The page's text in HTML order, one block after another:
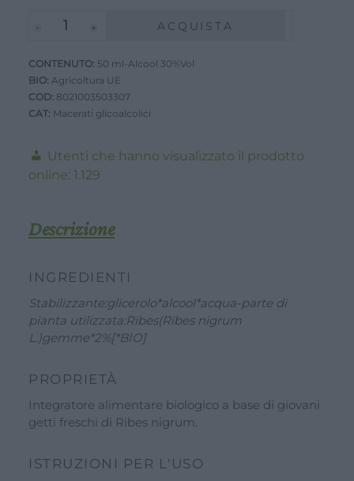
MACERATO
BIOLOGICO
RIBES
NERO-
Alcool
30%
ACQUISTA
CONTENUTO: 50 ml-Alcool 30%Vol
BIO: Agricoltura UE
COD: 8021003503307
CAT: Macerati glicoalcolici
Utenti che hanno visualizzato il prodotto
online: 1.129
Descrizione
INGREDIENTI
Stabilizzante:glicerolo*alcool*acqua-parte di
pianta utilizzata:Ribes(Ribes nigrum
L.)gemme*2%[*BIO]
PROPRIETÀ
Integratore alimentare biologico a base di giovani
getti freschi di Ribes nigrum.
ISTRUZIONI PER L'USO